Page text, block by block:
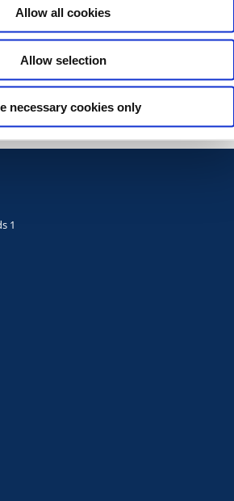
Allow all cookies
Allow selection
necessary cookies only
1